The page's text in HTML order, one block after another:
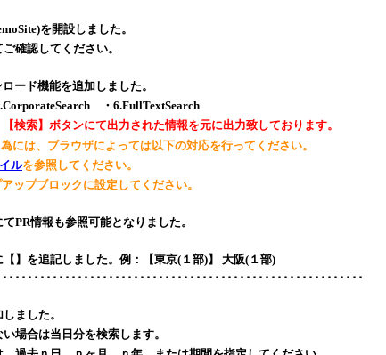
を開設しました。
確認してください。
ード機能を追加しました。
・6.FullTextSearch
検索】ボタンにて出力された情報を元に出力致しております。
には、ブラウザによっては以下の対応を行ってください。
ルを参照してください。
ップブロックに設定してください。
PR情報も参照可能となりました。
】を追記しました。例：【東京(１部)】 大阪(１部)
･････････････････････････････････････････････････････････
ました。
場合は当日分を検索します。